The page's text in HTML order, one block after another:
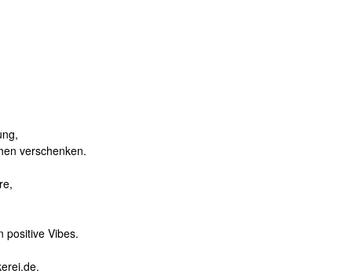
verschenken.
positive Vibes.